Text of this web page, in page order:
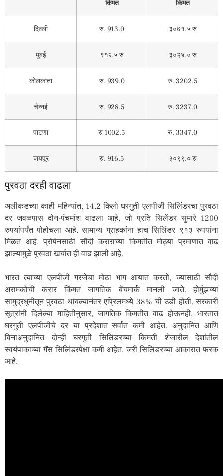
किंमत
किंमत
दिल्ली रु. 913.0 ३०७१.५ रु
मुंबई ९१२.५ रु ३०२४.० रु
कोलकाता रु. 939.0 रु. 3202.5
चेन्नई रु. 928.5 रु. 3237.0
पाटणा रु 1002.5 रु. 3347.0
जयपूर रु. 916.5 ३०९९.० रु
पुरवठा दरही वाढला
अलीकडच्या काही महिन्यांत, 14.2 किलो घरगुती एलपीजी सिलिंडरचा पुरवठा
दर जवळपास दोन-पंचमांश वाढला आहे, जो प्रति सिलेंडर सुमारे 1200
रुपयांपर्यंत पोहोचला आहे. सामान्य ग्राहकांना हाच सिलिंडर ९१३ रुपयांना
मिळत आहे. प्रोपेनसाठी सौदी कराराच्या किमतीत मोठ्या प्रमाणात वाढ
झाल्यामुळे पुरवठा खर्चात ही वाढ झाली आहे.
भारत त्याच्या एलपीजी गरजेचा मोठा भाग आयात करतो, ज्यासाठी सौदी
अरामकोची करार किंमत जागतिक बेंचमार्क मानली जाते. होर्मुझच्या
सामुद्रधुनीतून पुरवठा थांबल्यानंतर एप्रिलमध्ये 38% ची उडी होती. सरकारी
सूत्रांनी दिलेल्या माहितीनुसार, जागतिक किमतीत वाढ होऊनही, भारतात
घरगुती एलपीजीचे दर या प्रदेशात सर्वात कमी आहेत. अनुदानित आणि
विनाअनुदानित दोन्ही घरगुती सिलिंडरच्या किमती शेजारील देशांतील
स्वयंपाकाच्या गॅस सिलिंडरपेक्षा कमी आहेत, जरी सिलिंडरच्या आकारात फरक
आहे.